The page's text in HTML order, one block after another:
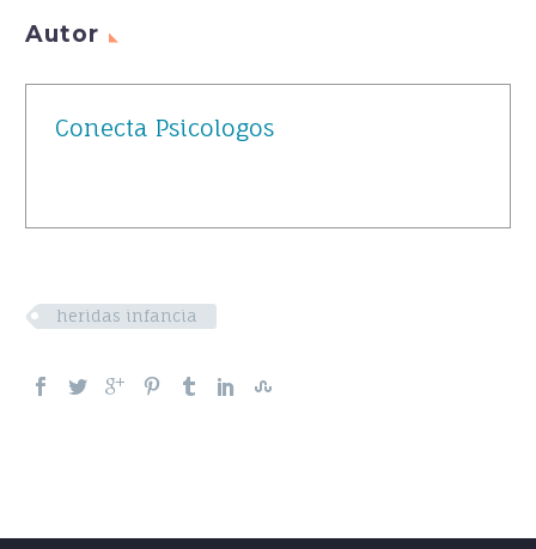
Autor
Conecta Psicologos
heridas infancia